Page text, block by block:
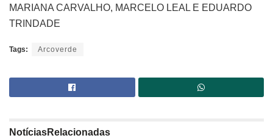
MARIANA CARVALHO, MARCELO LEAL E EDUARDO
TRINDADE
Tags: Arcoverde
NotíciasRelacionadas